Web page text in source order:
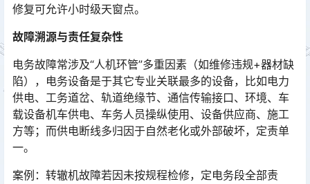
修复可允许小时级天窗点。
故障溯源与责任复杂性
电务故障常涉及“人机环管”多重因素（如维修违规+器材缺
陷），电务设备是于其它专业关联最多的设备，比如电力
供电、工务道岔、轨道绝缘节、通信传输接口、环境、车
载设备机车供电、车务人员操纵使用、设备供应商、施工
方等；而供电断线多归因于自然老化或外部破坏，定责单
一。󠅅󠅃󠄵󠅂󠄪󠇖󠆨󠆨󠇕󠆞󠆒󠅬󠇘󠆭󠆘󠇙󠆝󠅵󠇗󠆭󠆁󠄐󠇗󠅹󠅸󠇖󠆍󠅳󠇖󠅹󠅰󠇖󠆌󠅹
案例：转辙机故障若因未按规程检修，定电务段全部责